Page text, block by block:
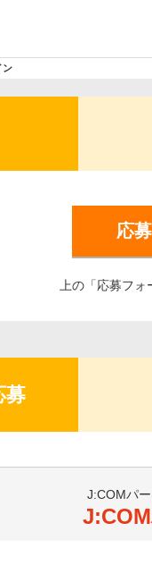
ン
応
上の「応募フ
募
J:COMパ